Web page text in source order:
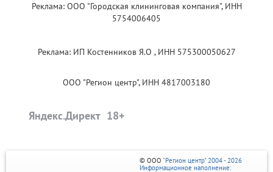
Реклама: ООО "Городская клининговая компания", ИНН
5754006405
Реклама: ИП Костенников Я.О , ИНН 575300050627
ООО "Регион центр", ИНН 4817003180
Яндекс.Директ
© ООО "Регион центр" 2004 - 2026
Информационное наполнение: